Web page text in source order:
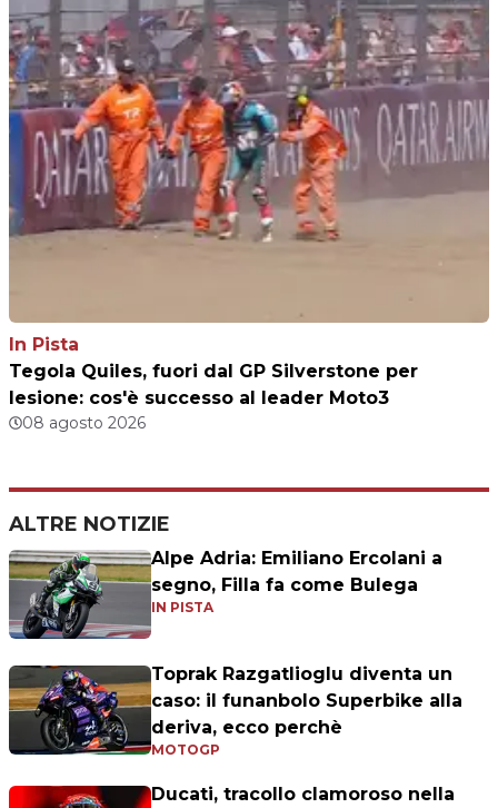
In Pista
Tegola Quiles, fuori dal GP Silverstone per
lesione: cos'è successo al leader Moto3
08 agosto 2026
ALTRE NOTIZIE
Alpe Adria: Emiliano Ercolani a
segno, Filla fa come Bulega
IN PISTA
Toprak Razgatlioglu diventa un
caso: il funanbolo Superbike alla
deriva, ecco perchè
MOTOGP
Ducati, tracollo clamoroso nella